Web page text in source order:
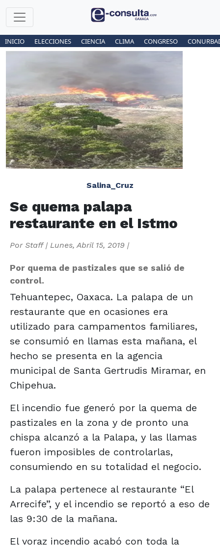
INICIO ELECCIONES CIENCIA CLIMA CONGRESO
Salina_Cruz
Se quema palapa
restaurante en el Istmo
Por Staff| Lunes, Abril 15, 2019 |
Por quema de pastizales que se salió de
control.
Tehuantepec, Oaxaca. La palapa de un
restaurante que en ocasiones era
utilizado para campamentos familiares,
se consumió en llamas esta mañana, el
hecho se presenta en la agencia
municipal de Santa Gertrudis Miramar, en
Chipehua.
El incendio fue generó por la quema de
pastizales en la zona y de pronto una
chispa alcanzó a la Palapa, y las llamas
fueron imposibles de controlarlas,
consumiendo en su totalidad el negocio.
La palapa pertenece al restaurante “El
Arrecife”, y el incendio se reportó a eso de
las 9:30 de la mañana.
El voraz incendio acabó con toda la